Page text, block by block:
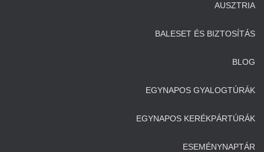
AUSZTRIA
BALESET ÉS BIZTOSÍTÁS
BLOG
EGYNAPOS GYALOGTÚRÁK
EGYNAPOS KERÉKPÁRTÚRÁK
ESEMÉNYNAPTÁR